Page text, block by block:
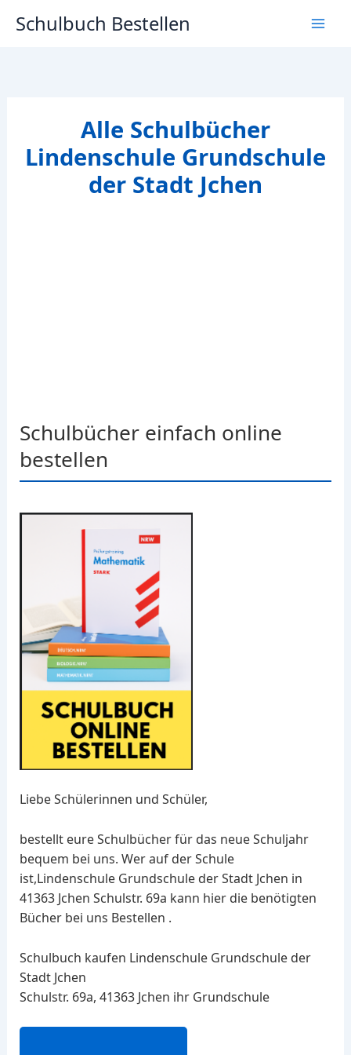
InhaltSchulbuch Bestellen
Alle Schulbücher
Lindenschule Grundschule
der Stadt Jchen
Schulbücher einfach online
bestellen
Liebe Schülerinnen und Schüler,
bestellt eure Schulbücher für das neue Schuljahr
bequem bei uns. Wer auf der Schule
ist,Lindenschule Grundschule der Stadt Jchen in
41363 Jchen Schulstr. 69a kann hier die benötigten
Bücher bei uns Bestellen .
Schulbuch kaufen Lindenschule Grundschule der
Stadt Jchen
Schulstr. 69a, 41363 Jchen ihr Grundschule